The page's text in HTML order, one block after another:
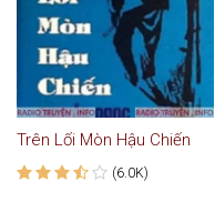
Trên Lối Mòn Hậu Chiến
(6.0K)